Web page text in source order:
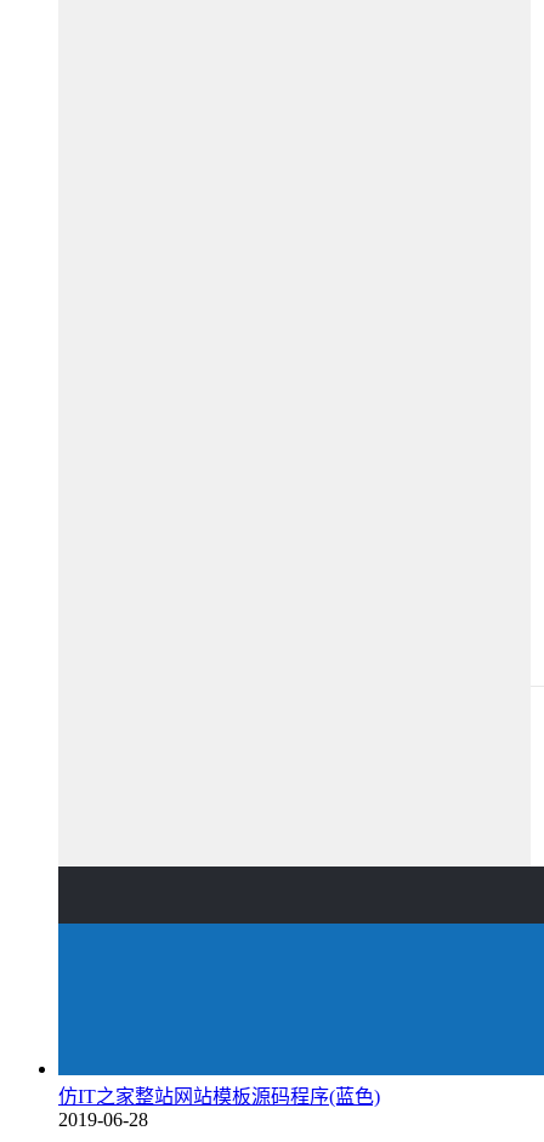
仿IT之家整站网站模板源码程序(蓝色)
2019-06-28